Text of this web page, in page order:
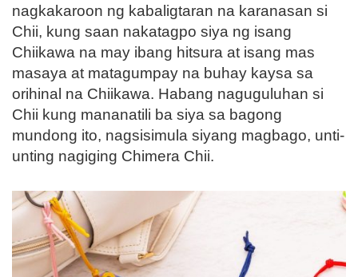
nagkakaroon ng kabaligtaran na karanasan si
Chii, kung saan nakatagpo siya ng isang
Chiikawa na may ibang hitsura at isang mas
masaya at matagumpay na buhay kaysa sa
orihinal na Chiikawa. Habang naguguluhan si
Chii kung mananatili ba siya sa bagong
mundong ito, nagsisimula siyang magbago, unti-
unting nagiging Chimera Chii.